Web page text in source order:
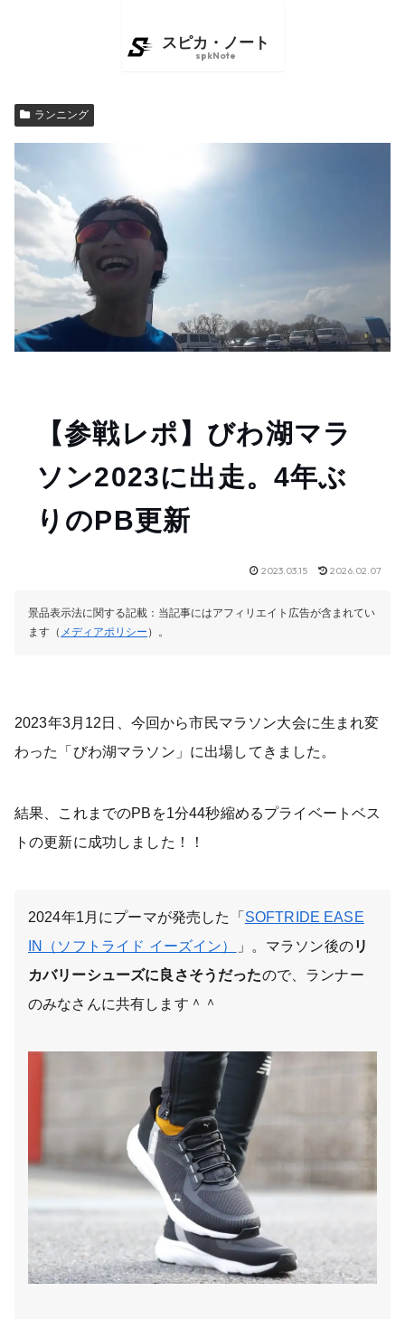
ランニング
【参戦レポ】びわ湖マラ
ソン2023に出走。4年ぶ
りのPB更新
2023.03.15 2026.02.07
景品表示法に関する記載：当記事にはアフィリエイト広告が含まれてい
ます（ メディアポリシー ）。
2023年3月12日、今回から市民マラソン大会に生まれ変
わった「びわ湖マラソン」に出場してきました。
結果、これまでのPBを1分44秒縮めるプライベートベス
トの更新に成功しました！！
2024年1月にプーマが発売した「 SOFTRIDE EASE
IN（ソフトライド イーズイン）
」。マラソン後のリ
カバリーシューズに良さそうだったので、ランナー
のみなさんに共有します＾＾